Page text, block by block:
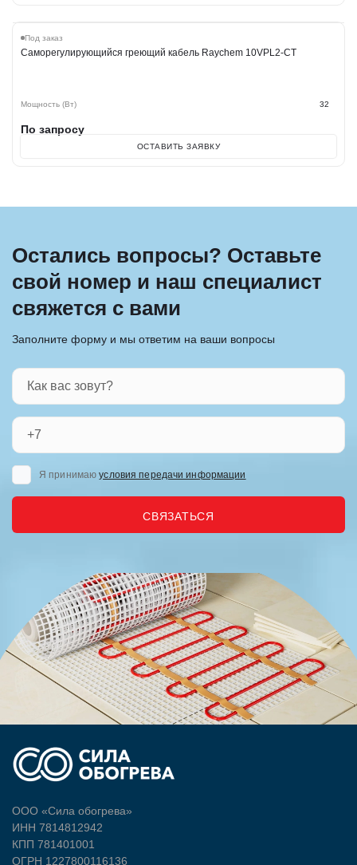
Под заказ
Саморегулирующийся греющий кабель Raychem 10VPL2-CT
Мощность (Вт) 32
По запросу
ОСТАВИТЬ ЗАЯВКУ
Остались вопросы? Оставьте
свой номер и наш специалист
свяжется с вами
Заполните форму и мы ответим на ваши вопросы
Я принимаюусловия передачи информации
СВЯЗАТЬСЯ
ООО «Сила обогрева»
ИНН 7814812942
КПП 781401001
ОГРН 1227800116136